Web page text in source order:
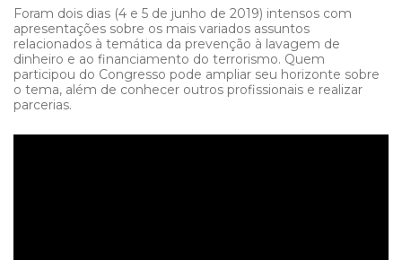
Foram dois dias (4 e 5 de junho de 2019) intensos com
apresentações sobre os mais variados assuntos
relacionados à temática da prevenção à lavagem de
dinheiro e ao financiamento do terrorismo. Quem
participou do Congresso pode ampliar seu horizonte sobre
o tema, além de conhecer outros profissionais e realizar
parcerias.